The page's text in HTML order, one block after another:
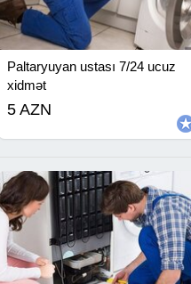
Paltaryuyan ustası 7/24 ucuz
xidmət
5 AZN